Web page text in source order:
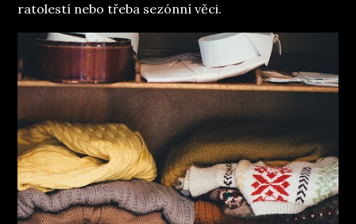
ratolestí nebo třeba sezónní věci.